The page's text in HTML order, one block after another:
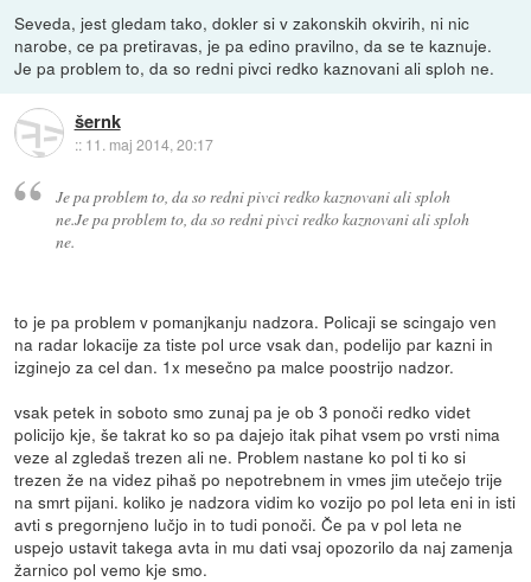
Seveda, jest gledam tako, dokler si v zakonskih okvirih, ni nic
narobe, ce pa pretiravas, je pa edino pravilno, da se te kaznuje.
Je pa problem to, da so redni pivci redko kaznovani ali sploh ne.
šernk
:: 11. maj 2014, 20:17
Je pa problem to, da so redni pivci redko kaznovani ali sploh
ne.Je pa problem to, da so redni pivci redko kaznovani ali sploh
ne.
to je pa problem v pomanjkanju nadzora. Policaji se scingajo ven
na radar lokacije za tiste pol urce vsak dan, podelijo par kazni in
izginejo za cel dan. 1x mesečno pa malce poostrijo nadzor.
vsak petek in soboto smo zunaj pa je ob 3 ponoči redko videt
policijo kje, še takrat ko so pa dajejo itak pihat vsem po vrsti nima
veze al zgledaš trezen ali ne. Problem nastane ko pol ti ko si
trezen že na videz pihaš po nepotrebnem in vmes jim utečejo trije
na smrt pijani. koliko je nadzora vidim ko vozijo po pol leta eni in isti
avti s pregornjeno lučjo in to tudi ponoči. Če pa v pol leta ne
uspejo ustavit takega avta in mu dati vsaj opozorilo da naj zamenja
žarnico pol vemo kje smo.